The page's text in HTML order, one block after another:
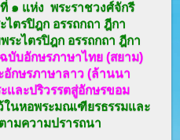
๑ แห่ง พระราชวงศ์จักรี
ไตรปิฎก อรรถกถา ฎีกา
ระไตรปิฎก อรรถกถา ฎีกา
ฉบับอักษรภาษาไทย(สยาม)
อักษรภาษาลาว(ล้านนา
และปริวรรตสู่อักษรขอม
ในหอพระมณเฑียรธรรมและ
ามความปรารถนา